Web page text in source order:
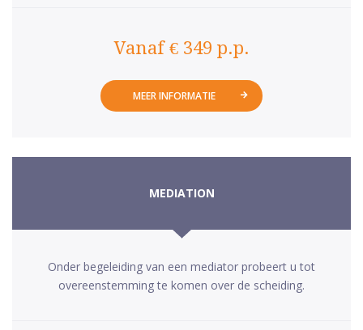
Vanaf € 349 p.p.
MEER INFORMATIE
MEDIATION
Onder begeleiding van een mediator probeert u tot
overeenstemming te komen over de scheiding.